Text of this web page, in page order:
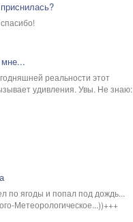
реальности этот
удивления. Увы. Не знаю:
по ягоды и попал под дождь...
Метеорологическое...))+++